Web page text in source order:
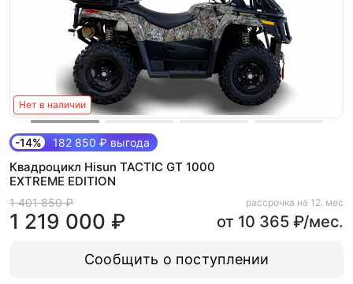
Нет в наличии
-14% 182 850 ₽ выгода
Квадроцикл Hisun TACTIC GT 1000
EXTREME EDITION
1 401 850 ₽
1 219 000 ₽
рассрочка на 12. мес
от 10 365 ₽/мес.
Сообщить о поступлении